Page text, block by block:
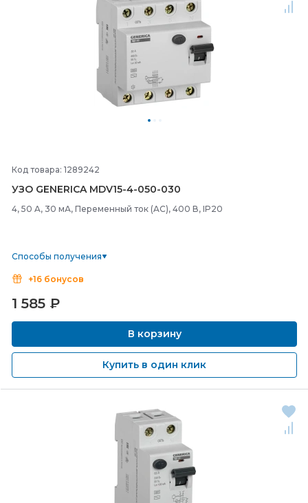
Код товара: 1289242
УЗО GENERICA MDV15-4-050-030
4, 50 A, 30 мА, Переменный ток (AC), 400 В, IP20
Способы получения
+16 бонусов
1 585 ₽
В корзину
Купить в один клик